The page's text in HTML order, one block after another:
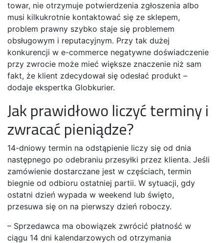
towar, nie otrzymuje potwierdzenia zgłoszenia albo
musi kilkukrotnie kontaktować się ze sklepem,
problem prawny szybko staje się problemem
obsługowym i reputacyjnym. Przy tak dużej
konkurencji w e-commerce negatywne doświadczenie
przy zwrocie może mieć większe znaczenie niż sam
fakt, że klient zdecydował się odesłać produkt –
dodaje ekspertka Globkurier.
Jak prawidłowo liczyć terminy i
zwracać pieniądze?
14-dniowy termin na odstąpienie liczy się od dnia
następnego po odebraniu przesyłki przez klienta. Jeśli
zamówienie dostarczane jest w częściach, termin
biegnie od odbioru ostatniej partii. W sytuacji, gdy
ostatni dzień wypada w weekend lub święto,
przesuwa się on na pierwszy dzień roboczy.
– Sprzedawca ma obowiązek zwrócić płatność w
ciągu 14 dni kalendarzowych od otrzymania